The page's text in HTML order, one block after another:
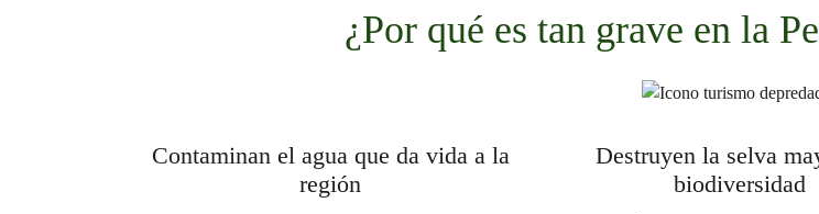
¿Por qué es tan grave en la
Contaminan el agua que da vida a la
región
Destruyen la selva
biodiversidad